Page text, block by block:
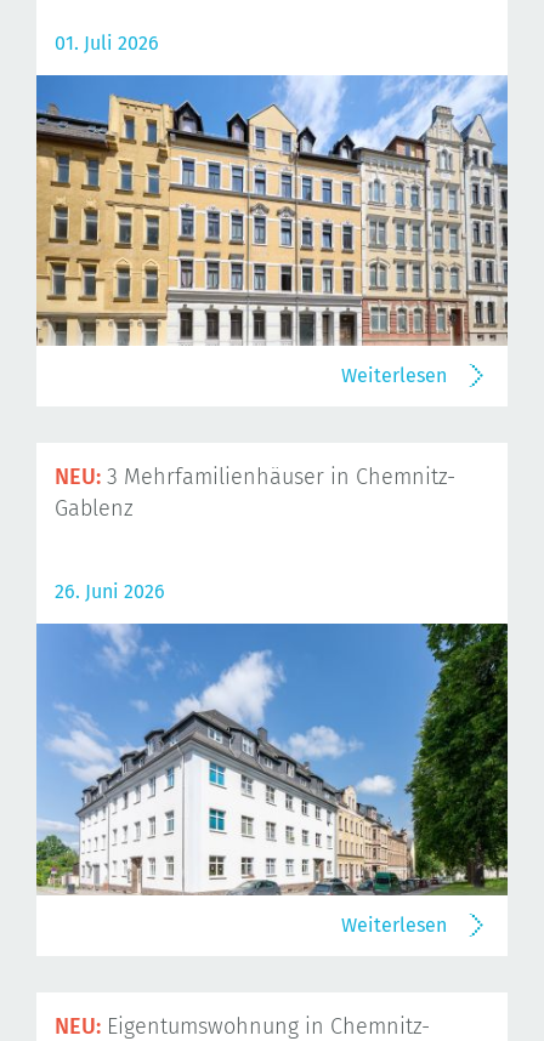
01. Juli 2026
Weiterlesen
NEU: 3 Mehrfamilienhäuser in Chemnitz-
Gablenz
26. Juni 2026
Weiterlesen
NEU: Eigentumswohnung in Chemnitz-